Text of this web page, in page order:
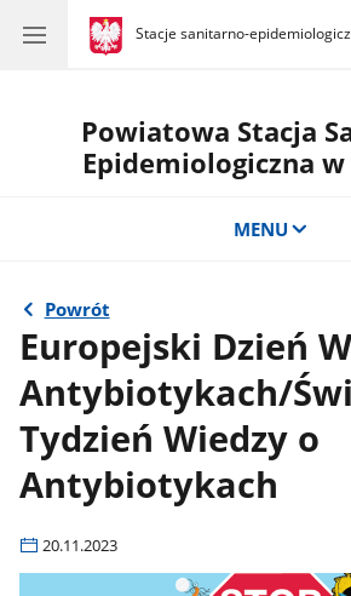
gov.pl
Stacje sanitarno-
gov.pl
Stacje
Powiatowa Stacja
Epidemiologiczna w
MENU
Powrót
Europejski Dzień
Antybiotykach/
Tydzień Wiedzy o
Antybiotykach
20.11.2023